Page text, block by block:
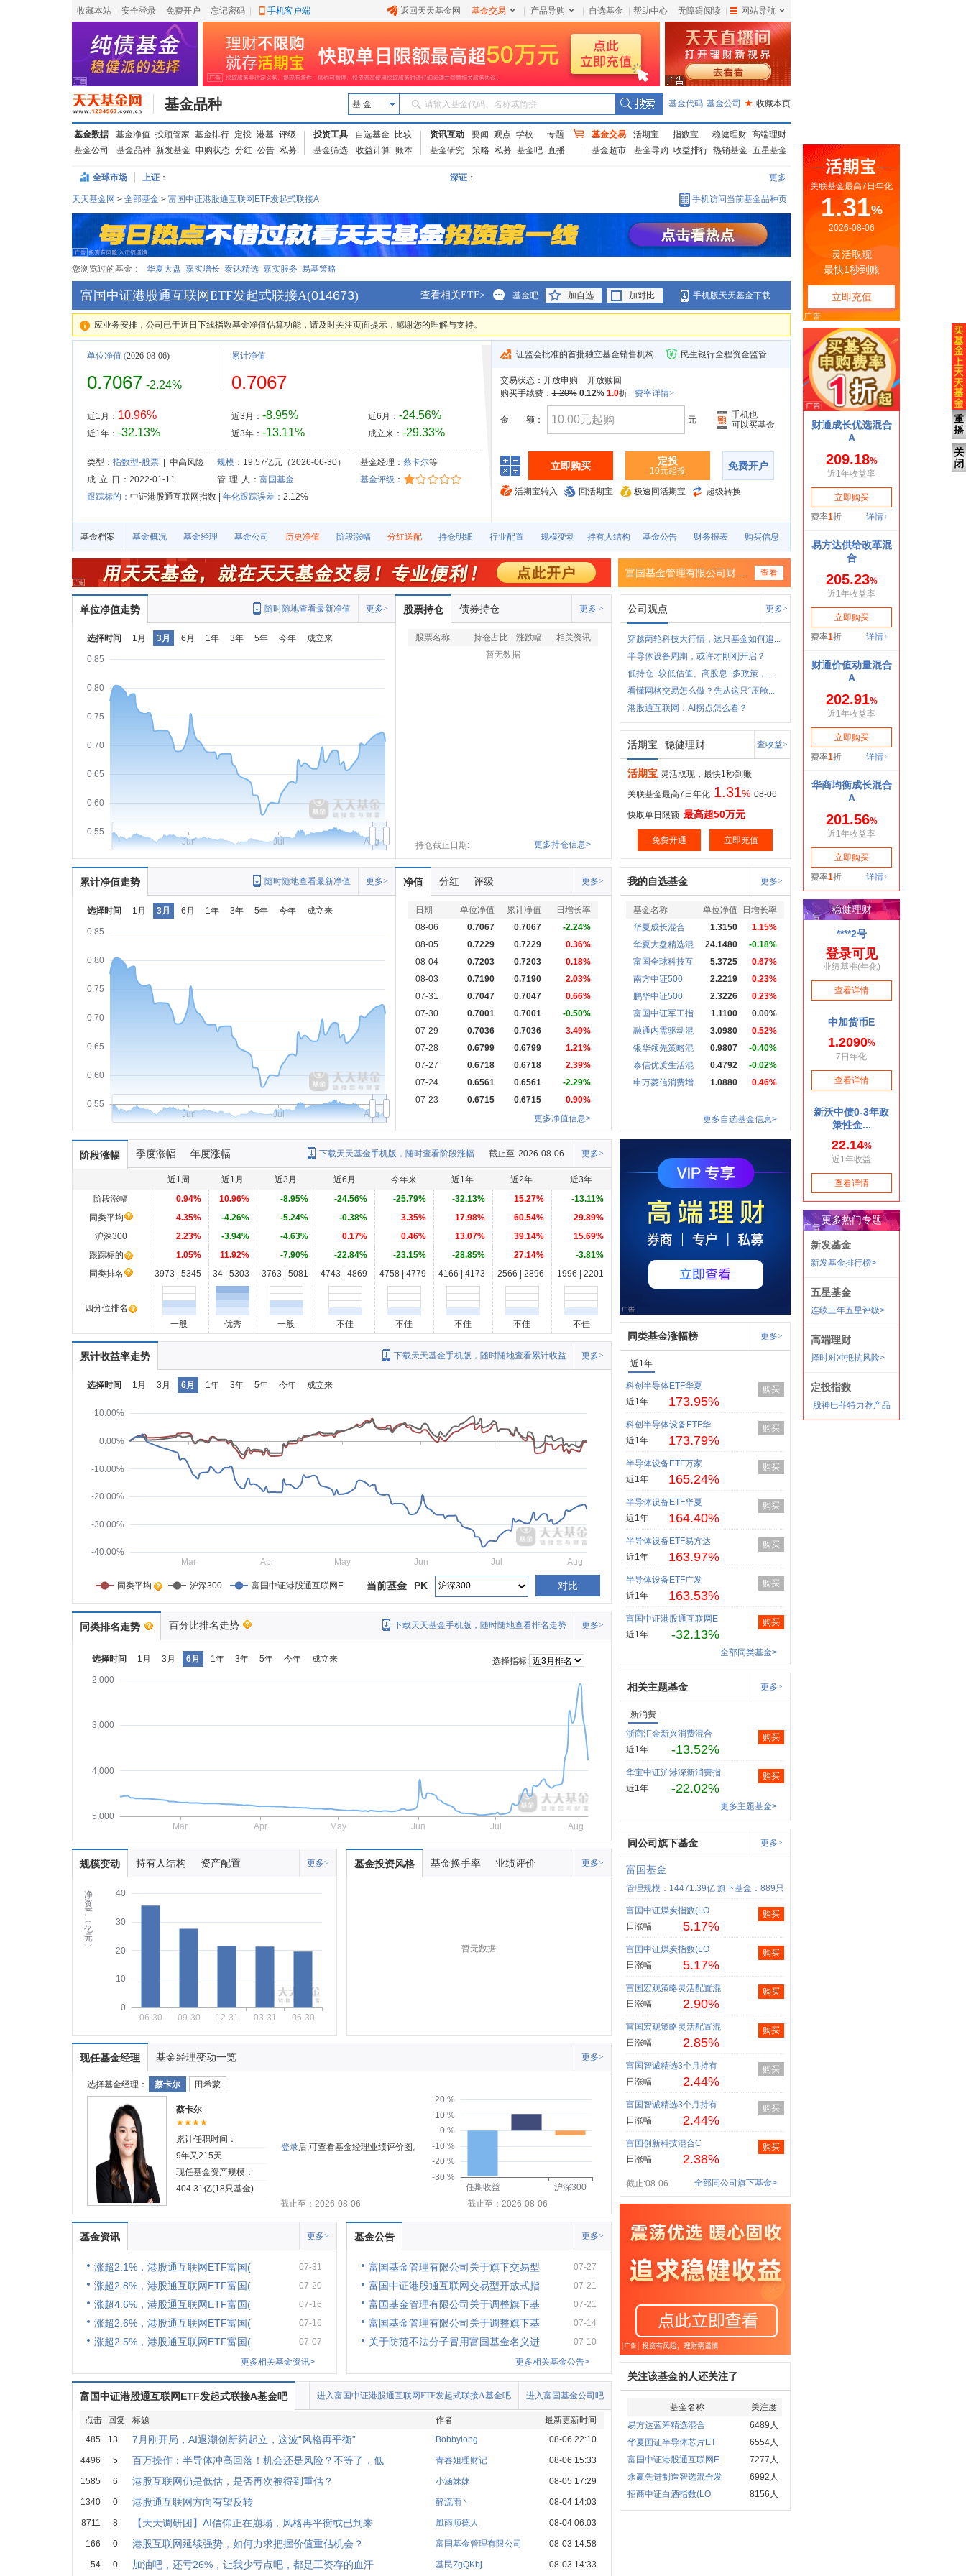
收藏本站 安全登录 免费开户 忘记密码 手机客户端 返回天天基金网 基金交易 产品导购 自选基金 帮助中心 无障碍阅读 网站导航
基金品种 基 金 请输入基金代码、名称或简拼 基金代码 基金公司 ★ 收藏本页
基金数据 基金净值 投顾管家 基金排行 定投 港基 评级
基金公司
基金品种 新发基金 申购状态 分红 公告 私募
投资工具 自选基金
比较
基金筛选
收益计算 账本
资讯互动 要闻 观点 学校
专题
基金研究
策略 私募 基金吧 直播
基金交易 活期宝 指数宝 稳健理财 高端理财
基金超市
基金导购 收益排行 热销基金 五星基金
全球市场 上证： 深证： 更多
天天基金网 > 全部基金 > 富国中证港股通互联网ETF发起式联接A 手机访问当前基金品种页
您浏览过的基金： 华夏大盘 嘉实增长 泰达精选 嘉实服务 易基策略
富国中证港股通互联网ETF发起式联接A(014673) 查看相关ETF> 基金吧 加自选 加对比 手机版天天基金下载
应业务安排，公司已于近日下线指数基金净值估算功能，请及时关注页面提示，感谢您的理解与支持。
单位净值 (2026-08-06)
0.7067 -2.24%
近1月： 10.96%
近1年： -32.13%
累计净值
0.7067
近3月： -8.95%
近3年： -13.11%
近6月： -24.56%
成立来： -29.33%
类型： 指数型-股票| 中高风险 规模：19.57亿元（2026-06-30） 基金经理： 蔡卡尔等
成 立 日
：2022-01-11 管 理 人 ： 富国基金 基金评级 ：
跟踪标的： 中证港股通互联网指数 | 年化跟踪误差： 2.12%
证监会批准的首批独立基金销售机构 民生银行全程资金监管
交易状态： 开放申购
开放赎回
购买手续费：1.20% 0.12% 1.0折 费率详情>
金 额： 元
手机也
可以买基金
立即购买 定投
10元起投 免费开户
活期宝转入 回活期宝 极速回活期宝 超级转换
基金档案 基金概况 基金经理 基金公司 历史净值 阶段涨幅 分红送配 持仓明细 行业配置 规模变动 持有人结构 基金公告 财务报表 购买信息
富国基金管理有限公司财... 查看
单位净值走势 更多>
随时随地查看最新净值
选择时间 1月 3月 6月 1年 3年 5年 今年 成立来
0.55
0.60
0.65
0.70
0.75
0.80
0.85
Jun Jul Aug
股票持仓 债券持仓 更多 >
股票名称 持仓占比 涨跌幅
相关资讯
暂无数据
持仓截止日期: 更多持仓信息>
公司观点 更多>
穿越两轮科技大行情，这只基金如何追...
半导体设备周期，或许才刚刚开启？
低持仓+较低估值、高股息+多政策，...
看懂网格交易怎么做？先从这只“压舱...
港股通互联网：AI拐点怎么看？
活期宝 稳健理财 查收益>
活期宝 灵活取现，最快1秒到账
关联基金最高7日年化 1.31% 08-06
快取单日限额 最高超50万元
免费开通 立即充值
累计净值走势 更多>
随时随地查看最新净值
选择时间 1月 3月 6月 1年 3年 5年 今年 成立来
0.55
0.60
0.65
0.70
0.75
0.80
0.85
Jun Jul Aug
净值 分红 评级 更多>
日期 单位净值 累计净值
日增长率
08-06
0.7067 0.7067
-2.24%
08-05
0.7229 0.7229
0.36%
08-04
0.7203 0.7203
0.18%
08-03
0.7190 0.7190
2.03%
07-31
0.7047 0.7047
0.66%
07-30
0.7001 0.7001
-0.50%
07-29
0.7036 0.7036
3.49%
07-28
0.6799 0.6799
1.21%
07-27
0.6718 0.6718
2.39%
07-24
0.6561 0.6561
-2.29%
07-23
0.6715 0.6715
0.90%
更多净值信息>
我的自选基金 更多>
基金名称 单位净值
日增长率
华夏成长混合
1.3150
1.15%
华夏大盘精选混
24.1480
-0.18%
富国全球科技互
5.3725
0.67%
南方中证500
2.2219
0.23%
鹏华中证500
2.3226
0.23%
富国中证军工指
1.1100
0.00%
融通内需驱动混
3.0980
0.52%
银华领先策略混
0.9807
-0.40%
泰信优质生活混
0.4792
-0.02%
申万菱信消费增
1.0880 0.46%
更多自选基金信息>
阶段涨幅 季度涨幅 年度涨幅 更多>
截止至 2026-08-06
下载天天基金手机版，随时查看阶段涨幅
近1周 近1月 近3月 近6月 今年来 近1年 近2年
近3年
阶段涨幅
0.94% 10.96% -8.95% -24.56% -25.79% -32.13% 15.27%
-13.11%
同类平均
4.35% -4.26% -5.24% -0.38% 3.35% 17.98% 60.54%
29.89%
沪深300
2.23% -3.94% -4.63% 0.17% 0.46% 13.07% 39.14%
15.69%
跟踪标的
1.05% 11.92% -7.90% -22.84% -23.15% -28.85% 27.14%
-3.81%
同类排名
3973 | 5345 34 | 5303 3763 | 5081 4743 | 4869 4758 | 4779 4166 | 4173 2566 | 2896 1996 | 2201
四分位排名
一般
优秀 一般 不佳 不佳 不佳 不佳 不佳
累计收益率走势 更多>
下载天天基金手机版，随时随地查看累计收益
选择时间 1月 3月 6月 1年 3年 5年 今年 成立来
-40.00%
-30.00%
-20.00%
-10.00%
0.00%
10.00%
Mar Apr May Jun Jul Aug
同类平均 沪深300 富国中证港股通互联网E 对比
PK
当前基金
同类排名走势 百分比排名走势 更多>
下载天天基金手机版，随时随地查看排名走势
选择时间 1月 3月 6月 1年 3年 5年 今年 成立来
选择指标:
2,000
3,000
4,000
5,000
Mar
Apr May Jun Jul Aug
规模变动 持有人结构 资产配置 更多>
净
资
产
︵
亿
元
︶
0
10
20
30
40
06-30 09-30 12-31 03-31 06-30
基金投资风格 基金换手率 业绩评价 更多>
暂无数据
现任基金经理 基金经理变动一览 更多>
选择基金经理： 蔡卡尔 田希蒙
蔡卡尔
★★★★
累计任职时间：
9年又215天
现任基金资产规模：
404.31亿(18只基金)
登录后,可查看基金经理业绩评价图。
-30 %
-20 %
-10 %
0 %
10 %
20 %
任期收益
沪深300
截止至：2026-08-06
截止至：2026-08-06
基金资讯 更多>
涨超2.1%，港股通互联网ETF富国( 07-31
涨超2.8%，港股通互联网ETF富国( 07-20
涨超4.6%，港股通互联网ETF富国( 07-16
涨超2.6%，港股通互联网ETF富国( 07-16
涨超2.5%，港股通互联网ETF富国(
07-07
更多相关基金资讯>
基金公告 更多>
富国基金管理有限公司关于旗下交易型 07-27
富国中证港股通互联网交易型开放式指 07-21
富国基金管理有限公司关于调整旗下基 07-21
富国基金管理有限公司关于调整旗下基 07-14
关于防范不法分子冒用富国基金名义进
07-10
更多相关基金公告>
富国中证港股通互联网ETF发起式联接A基金吧 进入富国基金公司吧
进入富国中证港股通互联网ETF发起式联接A基金吧
点击 回复 标题 作者
最新更新时间
485
13 7月刚开局，AI退潮创新药起立，这波“风格再平衡” Bobbylong 08-06 22:10
4496 5 百万操作：半导体冲高回落！机会还是风险？不等了，低 青春姐理财记 08-06 15:33
1585 6 港股互联网仍是低估，是否再次被得到重估？ 小涵妹妹 08-05 17:29
1340 0 港股通互联网方向有望反转 醉流雨丶 08-04 14:03
8711 8 【天天调研团】AI信仰正在崩塌，风格再平衡或已到来 風雨顺德人 08-04 06:03
166 0 港股互联网延续强势，如何力求把握价值重估机会？ 富国基金管理有限公司 08-03 14:58
54 0 加油吧，还亏26%，让我少亏点吧，都是工资存的血汗 基民ZgQKbj 08-03 14:33
同类基金涨幅榜 更多>
近1年
科创半导体ETF华夏
近1年
173.95%
购买
科创半导体设备ETF华
近1年
173.79%
购买
半导体设备ETF万家
近1年
165.24%
购买
半导体设备ETF华夏
近1年
164.40%
购买
半导体设备ETF易方达
近1年
163.97%
购买
半导体设备ETF广发
近1年
163.53%
购买
富国中证港股通互联网E
近1年
-32.13%
购买
全部同类基金>
相关主题基金 更多>
新消费
浙商汇金新兴消费混合
近1年
-13.52%
购买
华宝中证沪港深新消费指
近1年
-22.02%
购买
更多主题基金>
同公司旗下基金 更多>
富国基金
管理规模：14471.39亿 旗下基金：889只
富国中证煤炭指数(LO
日涨幅
5.17%
购买
富国中证煤炭指数(LO
日涨幅
5.17%
购买
富国宏观策略灵活配置混
日涨幅
2.90%
购买
富国宏观策略灵活配置混
日涨幅
2.85%
购买
富国智诚精选3个月持有
日涨幅
2.44%
购买
富国智诚精选3个月持有
日涨幅
2.44%
购买
富国创新科技混合C
日涨幅
2.38%
购买
截止:08-06 全部同公司旗下基金>
关注该基金的人还关注了
基金名称
关注度
易方达蓝筹精选混合
6489人
华夏国证半导体芯片ET
6554人
富国中证港股通互联网E
7277人
永赢先进制造智选混合发
6992人
招商中证白酒指数(LO
8156人